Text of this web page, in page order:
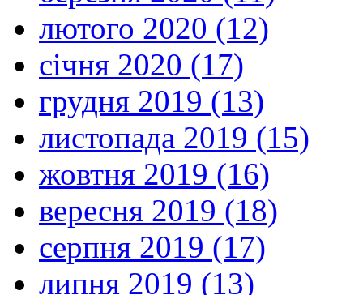
лютого 2020 (12)
січня 2020 (17)
грудня 2019 (13)
листопада 2019 (15)
жовтня 2019 (16)
вересня 2019 (18)
серпня 2019 (17)
липня 2019 (13)